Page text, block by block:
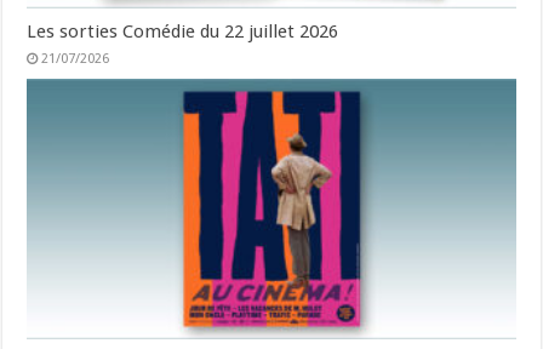
Les sorties Comédie du 22 juillet 2026
21/07/2026